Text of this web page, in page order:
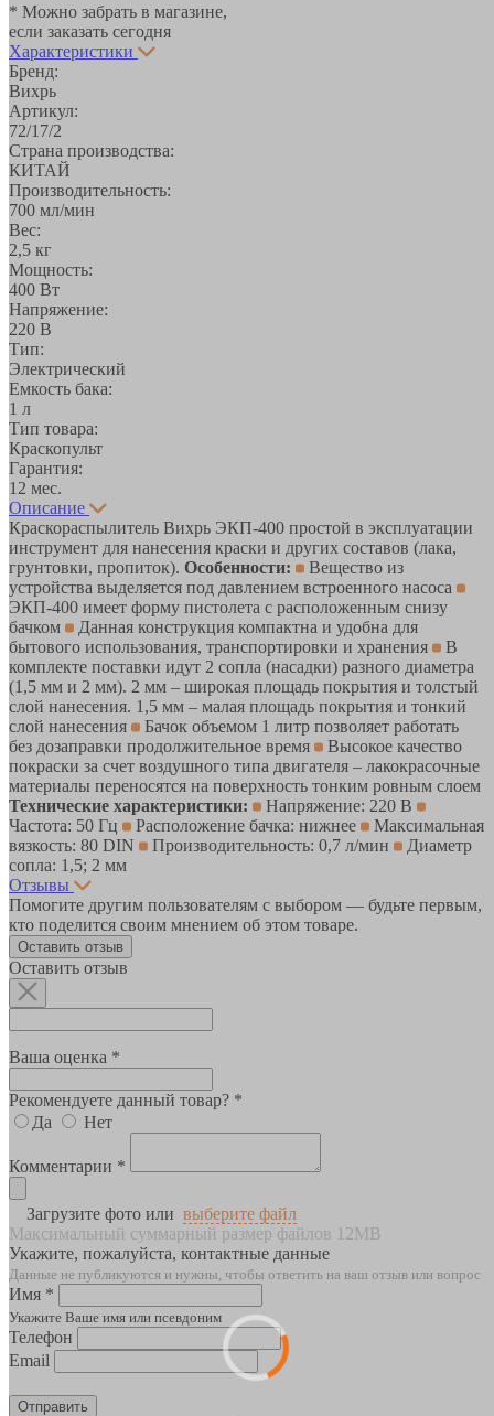
* Можно забрать в магазине,
если заказать сегодня
Характеристики
Бренд:
Вихрь
Артикул:
72/17/2
Страна производства:
КИТАЙ
Производительность:
700 мл/мин
Вес:
2,5 кг
Мощность:
400 Вт
Напряжение:
220 В
Тип:
Электрический
Емкость бака:
1 л
Тип товара:
Краскопульт
Гарантия:
12 мес.
Описание
Краскораспылитель Вихрь ЭКП-400 простой в эксплуатации
инструмент для нанесения краски и других составов (лака,
грунтовки, пропиток). Особенности:
Вещество из
устройства выделяется под давлением встроенного насоса
ЭКП-400 имеет форму пистолета с расположенным снизу
бачком
Данная конструкция компактна и удобна для
бытового использования, транспортировки и хранения
В
комплекте поставки идут 2 сопла (насадки) разного диаметра
(1,5 мм и 2 мм). 2 мм – широкая площадь покрытия и толстый
слой нанесения. 1,5 мм – малая площадь покрытия и тонкий
слой нанесения
Бачок объемом 1 литр позволяет работать
без дозаправки продолжительное время
Высокое качество
покраски за счет воздушного типа двигателя – лакокрасочные
материалы переносятся на поверхность тонким ровным слоем
Технические характеристики:
Напряжение: 220 В
Частота: 50 Гц
Расположение бачка: нижнее
Максимальная
вязкость: 80 DIN
Производительность: 0,7 л/мин
Диаметр
сопла: 1,5; 2 мм
Отзывы
Помогите другим пользователям с выбором — будьте первым,
кто поделится своим мнением об этом товаре.
Оставить отзыв
Оставить отзыв
Ваша оценка *
Рекомендуете данный товар? *
Да
Нет
Комментарии *
Загрузите фото или выберите файл
Максимальный суммарный размер файлов 12MB
Укажите, пожалуйста, контактные данные
Данные не публикуются и нужны, чтобы ответить на ваш отзыв или вопрос
Имя *
Укажите Ваше имя или псевдоним
Телефон
Email
Отправить